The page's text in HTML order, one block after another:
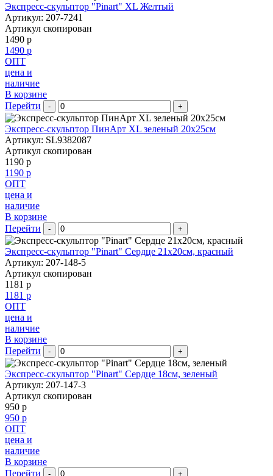
Экспресс-скульптор "Pinart" XL Желтый
Артикул: 207-7241
Артикул скопирован
1490 р
1490 р
ОПТ
цена и
наличие
В корзине
Перейти
- +
Экспресс-скульптор ПинАрт XL зеленый 20х25см
Артикул: SL9382087
Артикул скопирован
1190 р
1190 р
ОПТ
цена и
наличие
В корзине
Перейти
- +
Экспресс-скульптор "Pinart" Сердце 21х20см, красный
Артикул: 207-148-5
Артикул скопирован
1181 р
1181 р
ОПТ
цена и
наличие
В корзине
Перейти
- +
Экспресс-скульптор "Pinart" Сердце 18см, зеленый
Артикул: 207-147-3
Артикул скопирован
950 р
950 р
ОПТ
цена и
наличие
В корзине
Перейти
- +